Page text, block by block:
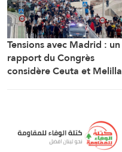
Tensions avec Madrid : un
rapport du Congrès
considère Ceuta et Melilla